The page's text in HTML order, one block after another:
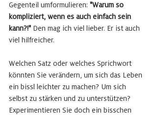
Gegenteil umformulieren: "Warum so
kompliziert, wenn es auch einfach sein
kann?!" Den mag ich viel lieber. Er ist auch
viel hilfreicher.
Welchen Satz oder welches Sprichwort
könnten Sie verändern, um sich das Leben
ein bissl leichter zu machen? Um sich
selbst zu stärken und zu unterstützen?
Experimentieren Sie doch ein bisschen